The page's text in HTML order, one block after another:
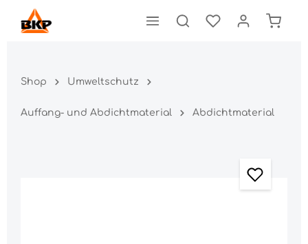
Shop Umweltschutz
Auffang- und Abdichtmaterial Abdichtmaterial